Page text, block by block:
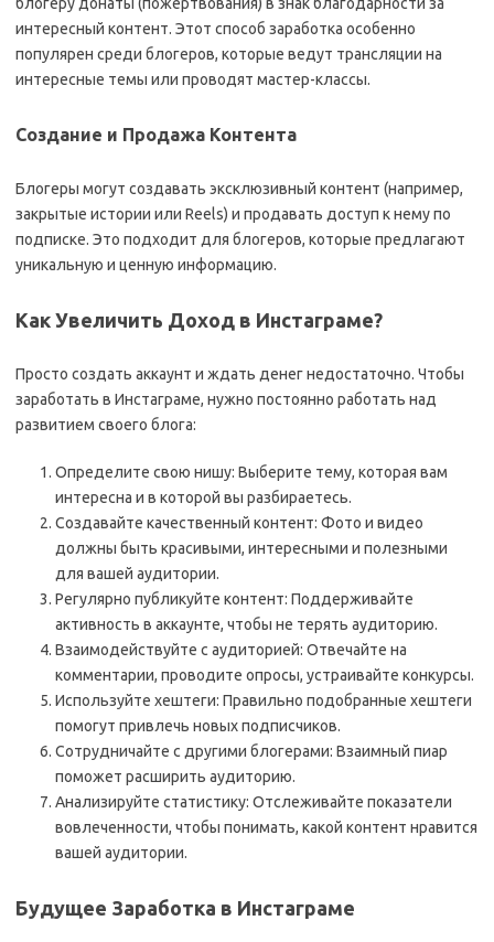
интересный контент. Этот способ заработка особенно
популярен среди блогеров, которые ведут трансляции на
интересные темы или проводят мастер-классы.
Создание и Продажа Контента
Блогеры могут создавать эксклюзивный контент (например,
закрытые истории или Reels) и продавать доступ к нему по
подписке. Это подходит для блогеров, которые предлагают
уникальную и ценную информацию.
Как Увеличить Доход в Инстаграме?
Просто создать аккаунт и ждать денег недостаточно. Чтобы
заработать в Инстаграме, нужно постоянно работать над
развитием своего блога:
Определите свою нишу: Выберите тему, которая вам
интересна и в которой вы разбираетесь.
Создавайте качественный контент: Фото и видео
должны быть красивыми, интересными и полезными
для вашей аудитории.
Регулярно публикуйте контент: Поддерживайте
активность в аккаунте, чтобы не терять аудиторию.
Взаимодействуйте с аудиторией: Отвечайте на
комментарии, проводите опросы, устраивайте конкурсы.
Используйте хештеги: Правильно подобранные хештеги
помогут привлечь новых подписчиков.
Сотрудничайте с другими блогерами: Взаимный пиар
поможет расширить аудиторию.
Анализируйте статистику: Отслеживайте показатели
вовлеченности, чтобы понимать, какой контент нравится
вашей аудитории.
Будущее Заработка в Инстаграме